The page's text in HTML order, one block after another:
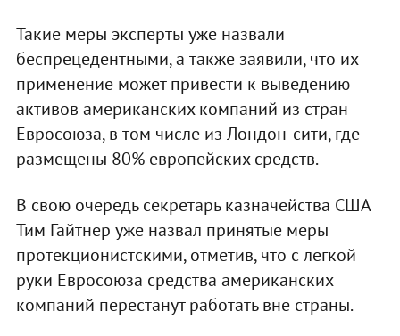
Такие меры эксперты уже назвали
беспрецедентными, а также заявили, что их
применение может привести к выведению
активов американских компаний из стран
Евросоюза, в том числе из Лондон-сити, где
размещены 80% европейских средств.
В свою очередь секретарь казначейства США
Тим Гайтнер уже назвал принятые меры
протекционистскими, отметив, что с легкой
руки Евросоюза средства американских
компаний перестанут работать вне страны.